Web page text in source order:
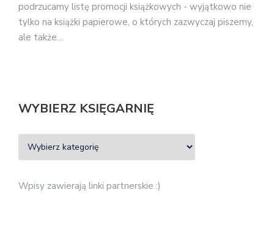
podrzucamy listę promocji książkowych - wyjątkowo nie
tylko na książki papierowe, o których zazwyczaj piszemy,
ale także…
WYBIERZ KSIĘGARNIĘ
Wpisy zawierają linki partnerskie :)